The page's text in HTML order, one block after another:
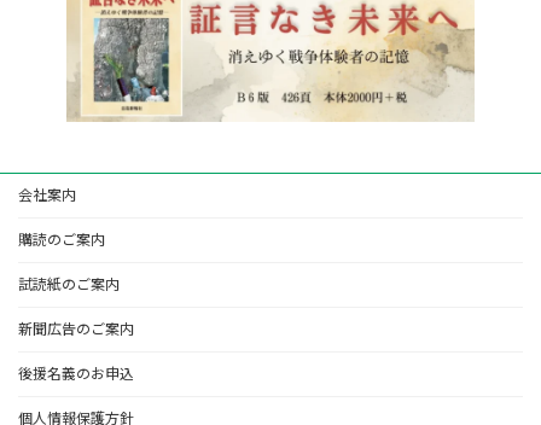
会社案内
購読のご案内
試読紙のご案内
新聞広告のご案内
後援名義のお申込
個人情報保護方針